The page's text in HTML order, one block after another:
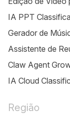
IA PPT
Gerador de
Assistente de
Claw Agent
IA Cloud
Região